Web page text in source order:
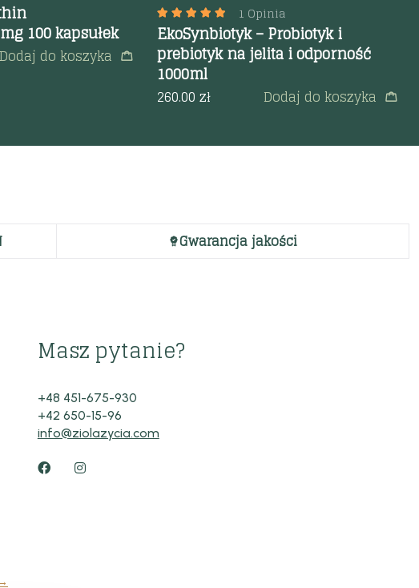
100 kapsułek
Dodaj do koszyka
1 Opinia
EkoSynbiotyk – Probiotyk i
prebiotyk na jelita i odporność
1000ml
260.00 zł Dodaj do koszyka
Gwarancja jakości
Masz pytanie?
+48 451-675-930
+42 650-15-96
info@ziolazycia.com